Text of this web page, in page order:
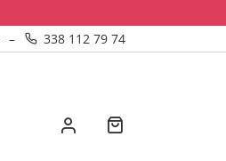
– 338 112 79 74